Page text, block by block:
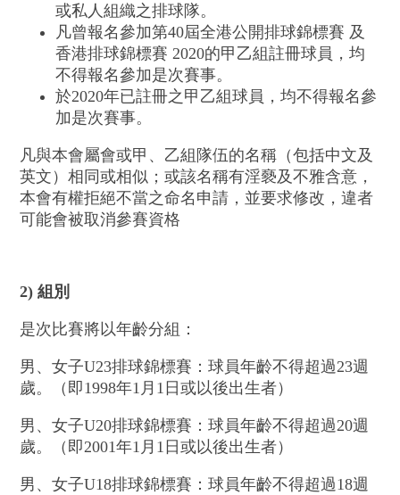
或私人組織之排球隊。
凡曾報名參加第40屆全港公開排球錦標賽 及
香港排球錦標賽 2020的甲乙組註冊球員，均
不得報名參加是次賽事。
於2020年已註冊之甲乙組球員，均不得報名參
加是次賽事。
凡與本會屬會或甲、乙組隊伍的名稱（包括中文及
英文）相同或相似；或該名稱有淫褻及不雅含意，
本會有權拒絕不當之命名申請，並要求修改，違者
可能會被取消參賽資格
2) 組別
是次比賽將以年齡分組：
男、女子U23排球錦標賽：球員年齡不得超過23週
歲。（即1998年1月1日或以後出生者）
男、女子U20排球錦標賽：球員年齡不得超過20週
歲。（即2001年1月1日或以後出生者）
男、女子U18排球錦標賽：球員年齡不得超過18週